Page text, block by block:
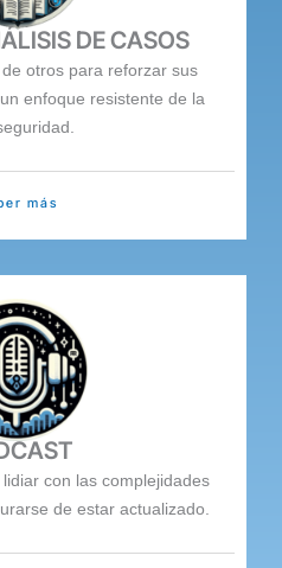
DE CASOS
otros para reforzar sus
enfoque resistente de la
más
con las complejidades
de estar actualizado.